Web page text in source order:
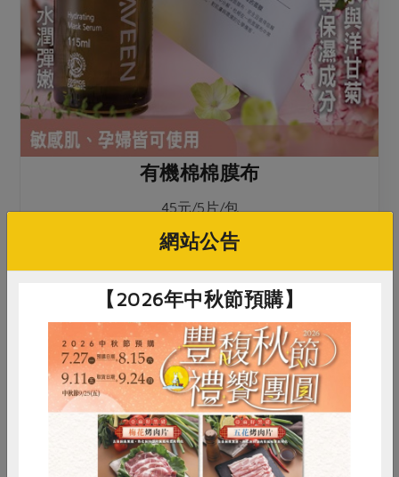
有機棉棉膜布
45元/5片/包
點此介紹
RPET 食譜 減硝酸鹽
網站公告
【2026年中秋節預購】